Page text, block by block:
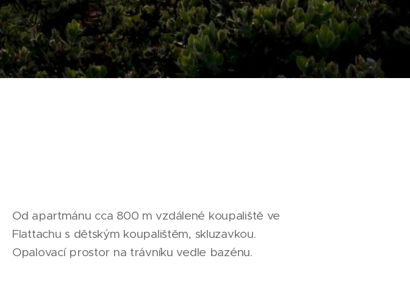
Od apartmánu cca 800 m vzdálené koupaliště ve
Flattachu s dětským koupalištěm, skluzavkou.
Opalovací prostor na trávníku vedle bazénu.